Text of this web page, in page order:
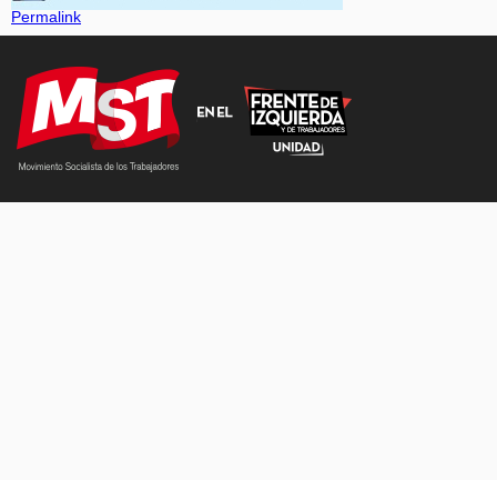
Permalink